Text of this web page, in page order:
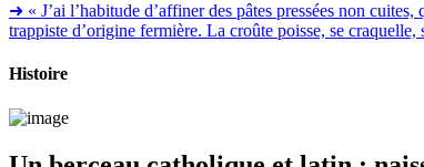
➜ « J’ai l’habitude d’affiner des pâtes pressées non
trappiste d’origine fermière. La croûte poisse, se
Histoire